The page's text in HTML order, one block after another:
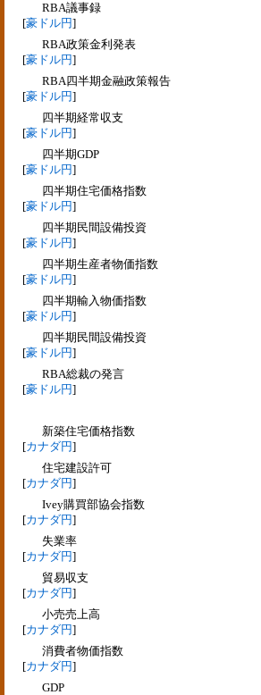
RBA議事録
[豪ドル円]
RBA政策金利発表
[豪ドル円]
RBA四半期金融政策報告
[豪ドル円]
四半期経常収支
[豪ドル円]
四半期GDP
[豪ドル円]
四半期住宅価格指数
[豪ドル円]
四半期民間設備投資
[豪ドル円]
四半期生産者物価指数
[豪ドル円]
四半期輸入物価指数
[豪ドル円]
四半期民間設備投資
[豪ドル円]
RBA総裁の発言
[豪ドル円]
新築住宅価格指数
[カナダ円]
住宅建設許可
[カナダ円]
Ivey購買部協会指数
[カナダ円]
失業率
[カナダ円]
貿易収支
[カナダ円]
小売売上高
[カナダ円]
消費者物価指数
[カナダ円]
GDP